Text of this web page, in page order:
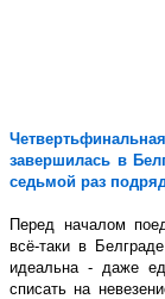
завершилась в
седьмой раз
Перед началом
всё-таки в
идеальна - даже
списать на